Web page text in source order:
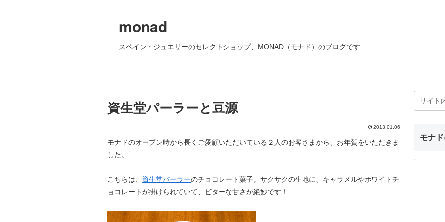
monad
スペイン・ジュエリーのセレクトショップ、MONAD（モナド）のブログです
資生堂パーラーと豆源
2013.01.06
モナドのオープン時から長くご愛顧いただいている２人のお客さまから、お年賀をいただきま
した。
こちらは、 資生堂パーラーのチョコレート菓子。サクサクの生地に、キャラメルやホワイトチ
ョコレートが掛けられていて、ビターな甘さが絶妙です！
モナ